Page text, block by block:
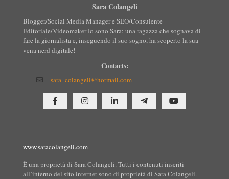
Sara Colangeli
Blogger/Social Media Manager e SEO/Consulente
Editoriale/Videomaker Io sono Sara: una ragazza che sognava di
fare la giornalista e, inseguendo il suo sogno, ha scoperto la sua
vena nerd digitale!
Contacts:
sara_colangeli@hotmail.com
www.saracolangeli.com
È una proprietà di Sara Colangeli. Tutti i contenuti inseriti
all’interno del sito internet sono di proprietà di Sara Colangeli.